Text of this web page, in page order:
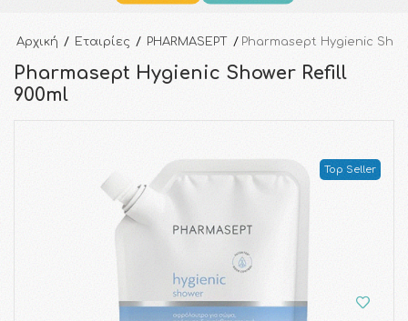
Αρχική / Εταιρίες / PHARMASEPT / Pharmasept Hygienic
Pharmasept Hygienic Shower Refill
900ml
Top Seller